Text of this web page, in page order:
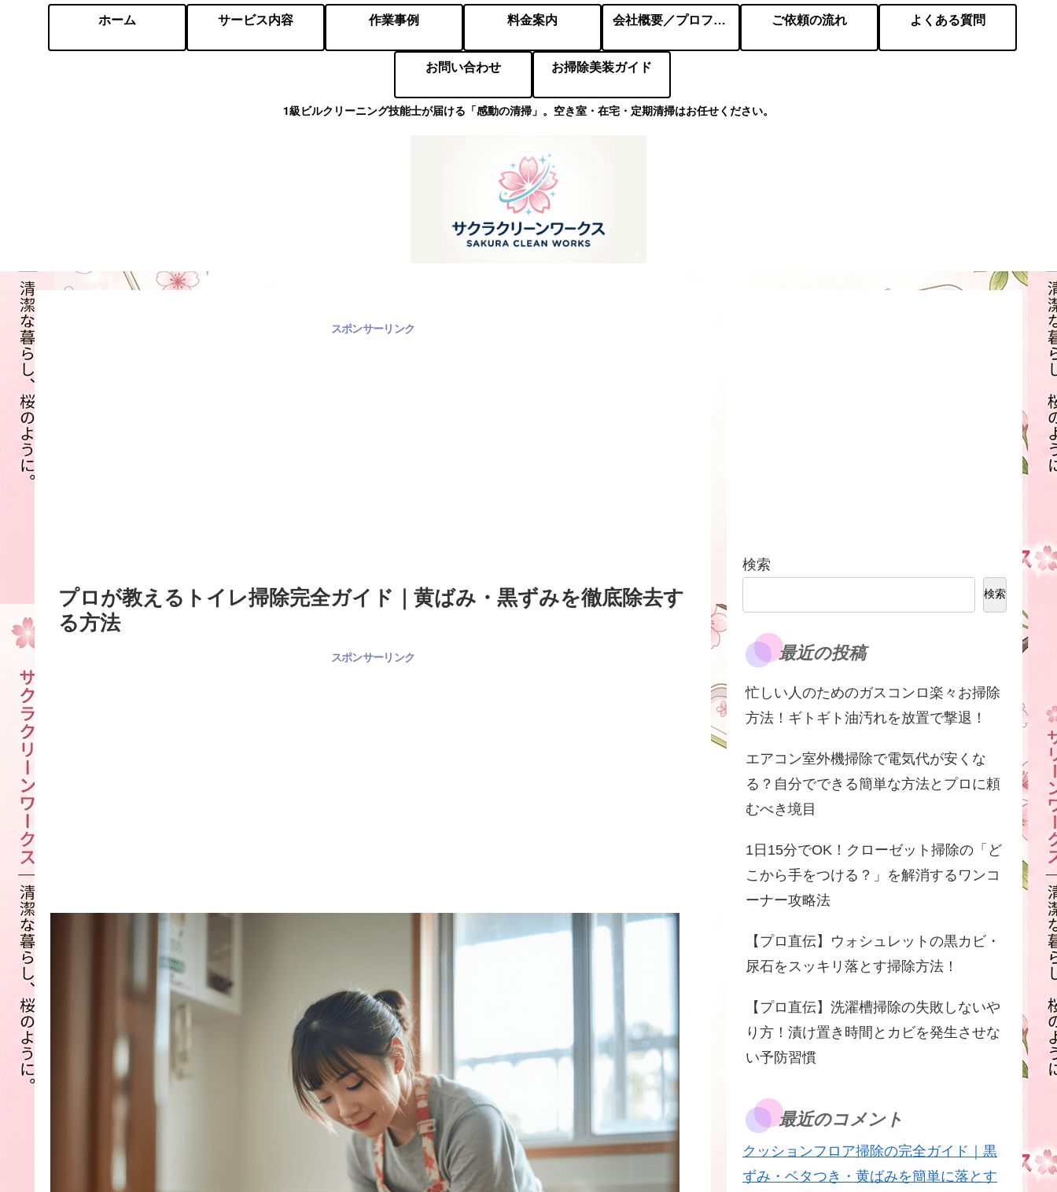
1級ビルクリーニング技能士が届ける「感動の清掃」。空き室・在宅・定期清掃はお任せください。
ホーム サービス内容 作業事例 料金案内 会社概要／プロフィール ご依頼の流れ よくある質問
お問い合わせ お掃除美装ガイド
スポンサーリンク
プロが教えるトイレ掃除完全ガイド｜黄ばみ・黒ずみを徹底除去す
る方法
スポンサーリンク
検索
検索
最近の投稿
​忙しい人のためのガスコンロ楽々お掃除
方法！ギトギト油汚れを放置で撃退！
エアコン室外機掃除で電気代が安くな
る？自分でできる簡単な方法とプロに頼
むべき境目
1日15分でOK！クローゼット掃除の「ど
こから手をつける？」を解消するワンコ
ーナー攻略法
【プロ直伝】ウォシュレットの黒カビ・
尿石をスッキリ落とす掃除方法！
【プロ直伝】洗濯槽掃除の失敗しないや
り方！漬け置き時間とカビを発生させな
い予防習慣
最近のコメント
クッションフロア掃除の完全ガイド｜黒
ずみ・ベタつき・黄ばみを簡単に落とす